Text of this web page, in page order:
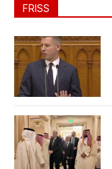
FRISS